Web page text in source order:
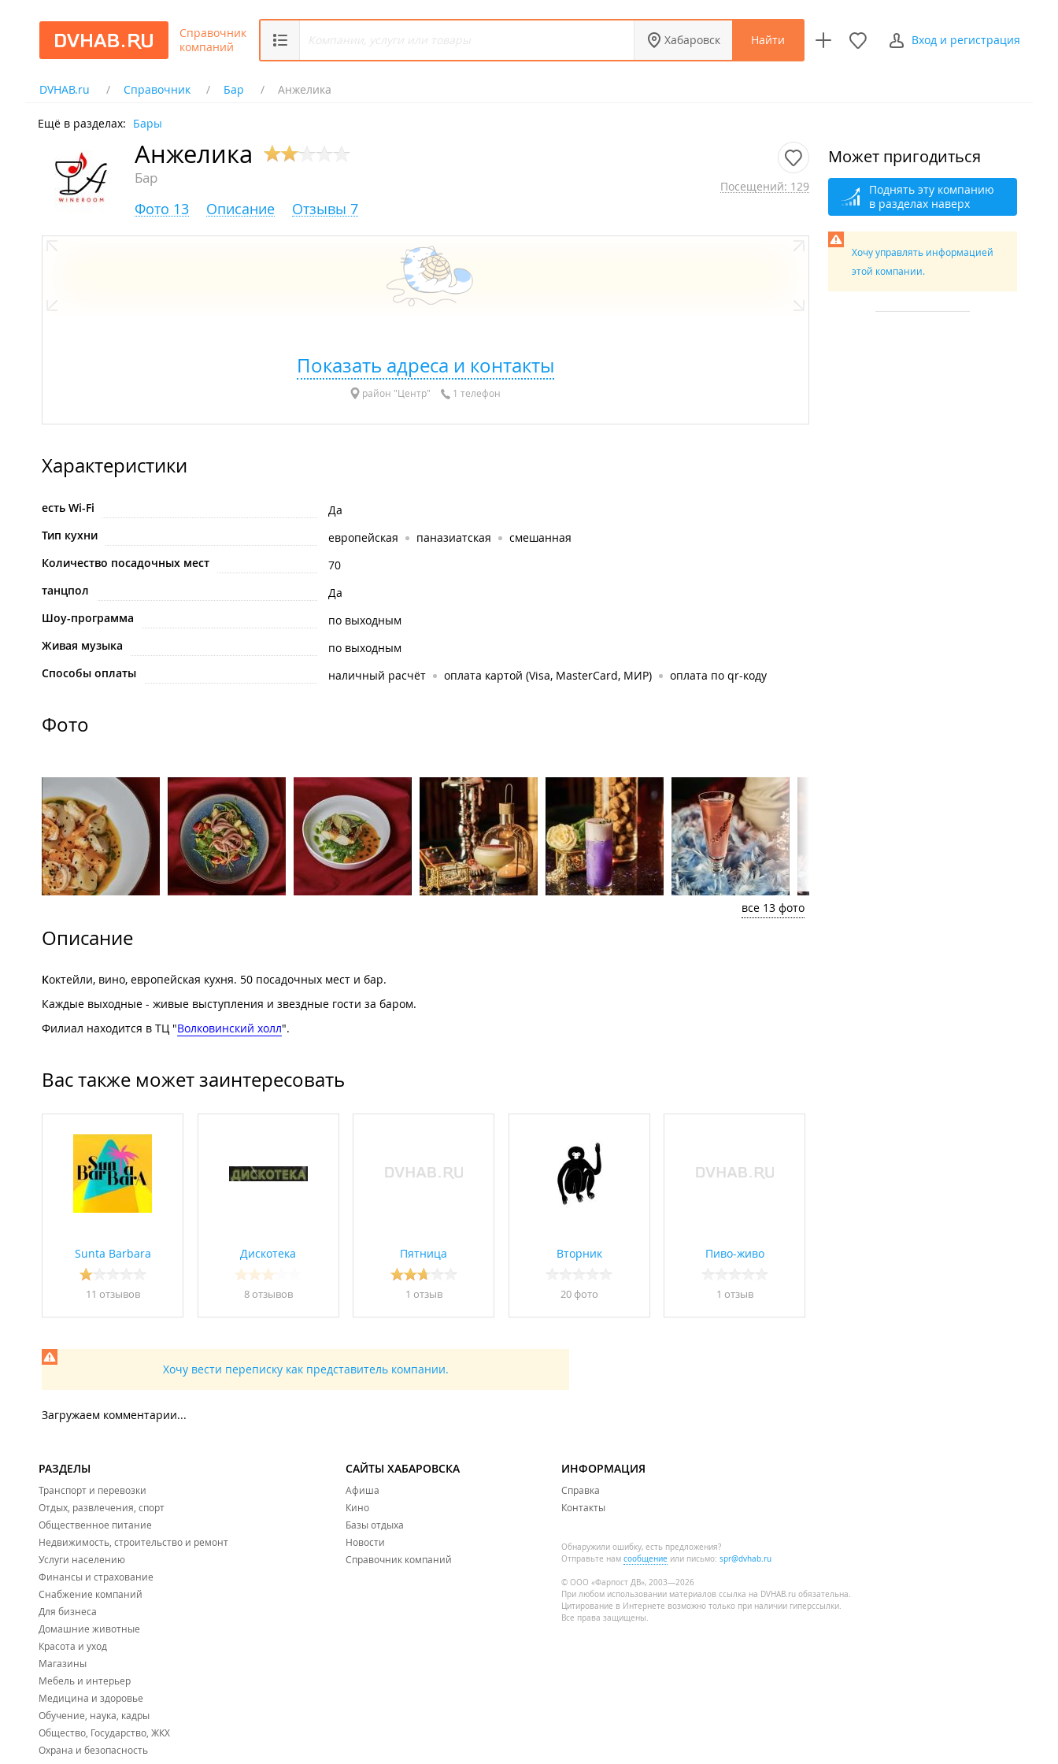
Справочник
компаний
Хабаровск Найти Вход и регистрация
DVHAB.ru Справочник Бар Анжелика
Ещё в разделах: Бары
Анжелика
Бар Посещений: 129
Фото 13 Описание Отзывы 7
Показать адреса и контакты
район "Центр" 1 телефон
Характеристики
есть Wi-Fi
Да
Тип кухни
европейская паназиатская
смешанная
Количество посадочных мест
70
танцпол
Да
Шоу-программа
по выходным
Живая музыка
по выходным
Способы оплаты
наличный расчёт оплата картой (Visa, MasterCard, МИР) оплата по qr-коду
Фото
все 13 фото
Описание
Коктейли, вино, европейская кухня. 50 посадочных мест и бар.
Каждые выходные - живые выступления и звездные гости за баром.
Филиал находится в ТЦ "Волковинский холл".
Вас также может заинтересовать
Sunta Barbara
11 отзывов
Дискотека
8 отзывов
Пятница
1 отзыв
Вторник
20 фото
Пиво-живо
1 отзыв
Хочу вести переписку как представитель компании.
Загружаем комментарии...
Может пригодиться
Поднять эту компанию
в разделах наверх
Хочу управлять информацией
этой компании.
РАЗДЕЛЫ
Транспорт и перевозки
Отдых, развлечения, спорт
Общественное питание
Недвижимость, строительство и ремонт
Услуги населению
Финансы и страхование
Снабжение компаний
Для бизнеса
Домашние животные
Красота и уход
Магазины
Мебель и интерьер
Медицина и здоровье
Обучение, наука, кадры
Общество, Государство, ЖКХ
Охрана и безопасность
САЙТЫ ХАБАРОВСКА
Афиша
Кино
Базы отдыха
Новости
Справочник компаний
ИНФОРМАЦИЯ
Справка
Контакты
Обнаружили ошибку, есть предложения?
Отправьте нам сообщение или письмо: spr@dvhab.ru
© ООО «Фарпост ДВ», 2003—2026
При любом использовании материалов ссылка на DVHAB.ru обязательна.
Цитирование в Интернете возможно только при наличии гиперссылки.
Все права защищены.